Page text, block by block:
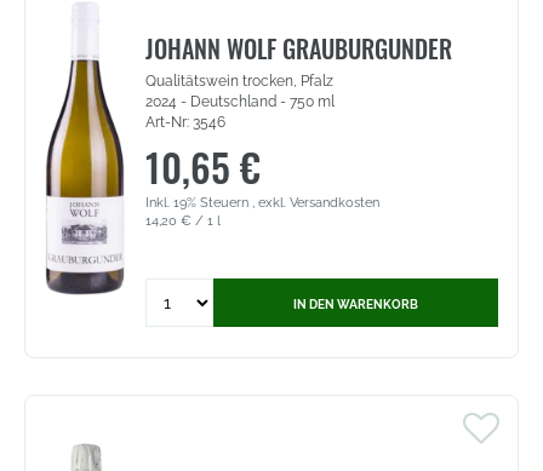
DOCG
(2955)
JOHANN WOLF GRAUBURGUNDER
Qualitätswein trocken, Pfalz
2024 - Deutschland - 750 ml
Art-Nr: 3546
10,65 €
Inkl. 19% Steuern , exkl. Versandkosten
14,20 € / 1 l
for
Wolf
IN DEN WARENKORB